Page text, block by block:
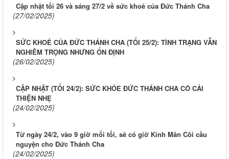
Cập nhật tối 26 và sáng 27/2 về sức khoẻ của Đức Thánh Cha
(27/02/2025)
SỨC KHOẺ CỦA ĐỨC THÁNH CHA (TỐI 25/2): TÌNH TRẠNG VẪN
NGHIÊM TRỌNG NHƯNG ỔN ĐỊNH
(26/02/2025)
CẬP NHẬT (TỐI 24/2): SỨC KHỎE ĐỨC THÁNH CHA CÓ CẢI
THIỆN NHẸ
(24/02/2025)
Từ ngày 24/2, vào 9 giờ mối tối, sẽ có giờ Kinh Mân Côi cầu
nguyện cho Đức Thánh Cha
(24/02/2025)